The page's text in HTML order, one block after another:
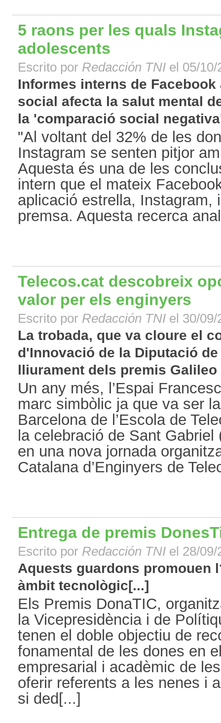
5 raons per les quals
adolescents
Escrito por Redacción TNI el 05/10/
Informes interns de
social afecta la salut mental
la 'comparació social
"Al voltant del 32% de les
Instagram se senten pitjor
Aquesta és una de les
intern que el mateix
aplicació estrella, Instagram,
premsa. Aquesta recerca
Telecos.cat descobreix
valor per els enginyers
Escrito por Redacción TNI el 30/09/
La trobada, que va cloure el
d'Innovació de la Diputació
lliurament dels premis
Un any més, l’Espai
marc simbòlic ja que va ser
Barcelona de l’Escola de
la celebració de Sant
en una nova jornada
Catalana d’Enginyers de
Entrega de premis
Escrito por Redacción TNI el 28/09/
Aquests guardons promouen
àmbit tecnològic[...]
Els Premis DonaTIC,
la Vicepresidència i de
tenen el doble objectiu de
fonamental de les dones en
empresarial i acadèmic de
oferir referents a les nenes i
si ded[...]